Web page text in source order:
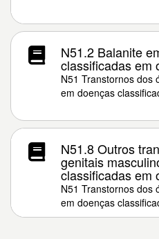
N51.2 Balanite
classificadas em
N51 Transtornos dos
em doenças
N51.8 Outros
genitais
classificadas em
N51 Transtornos dos
em doenças